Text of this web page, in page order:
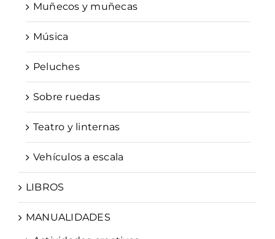
Muñecos y muñecas
Música
Peluches
Sobre ruedas
Teatro y linternas
Vehículos a escala
LIBROS
MANUALIDADES